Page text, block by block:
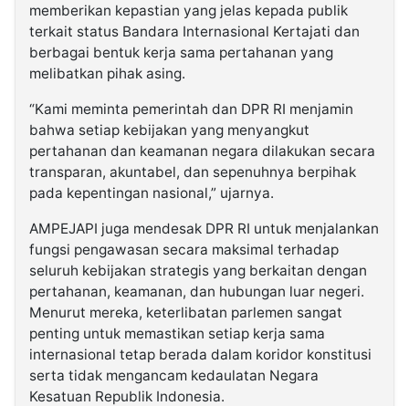
memberikan kepastian yang jelas kepada publik
terkait status Bandara Internasional Kertajati dan
berbagai bentuk kerja sama pertahanan yang
melibatkan pihak asing.
“Kami meminta pemerintah dan DPR RI menjamin
bahwa setiap kebijakan yang menyangkut
pertahanan dan keamanan negara dilakukan secara
transparan, akuntabel, dan sepenuhnya berpihak
pada kepentingan nasional,” ujarnya.
AMPEJAPI juga mendesak DPR RI untuk menjalankan
fungsi pengawasan secara maksimal terhadap
seluruh kebijakan strategis yang berkaitan dengan
pertahanan, keamanan, dan hubungan luar negeri.
Menurut mereka, keterlibatan parlemen sangat
penting untuk memastikan setiap kerja sama
internasional tetap berada dalam koridor konstitusi
serta tidak mengancam kedaulatan Negara
Kesatuan Republik Indonesia.